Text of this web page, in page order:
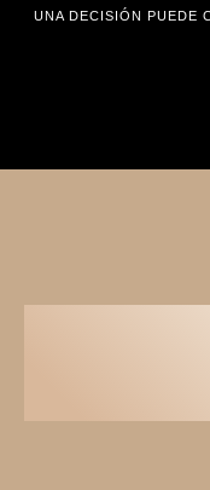
UNA DECISIÓN PUEDE